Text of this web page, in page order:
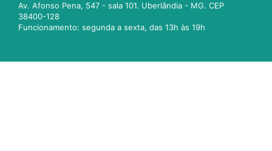
Av. Afonso Pena, 547 - sala 101. Uberlândia - MG. CEP
38400-128
Funcionamento: segunda a sexta, das 13h às 19h